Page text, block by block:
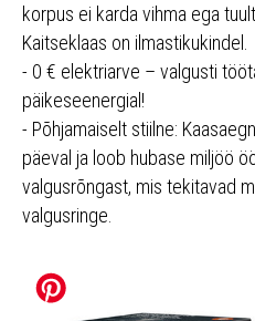
korpus ei karda vihma ega
Kaitseklaas on ilmastikukindel.
- 0 € elektriarve – valgusti
päikeseenergial!
- Põhjamaiselt stiilne:
päeval ja loob hubase miljöö
valgusrõngast, mis tekitavad
valgusringe.